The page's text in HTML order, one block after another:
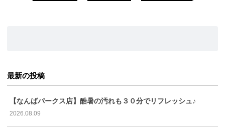
最新の投稿
【なんばパークス店】酷暑の汚れも３０分でリフレッシュ♪
2026.08.09